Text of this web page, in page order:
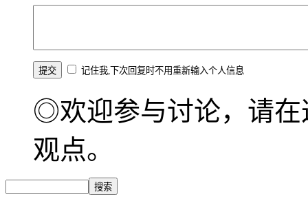
记住我,下次回复时不用重新输入个人信息
◎欢迎参与讨论，请在
观点。